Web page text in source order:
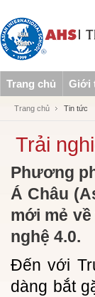
Trang chủ Giới
Trang chủ Tin tức
Trải
Phương
Á Châu
mới mẻ
nghệ 4.0.
Đến với
dàng bắt